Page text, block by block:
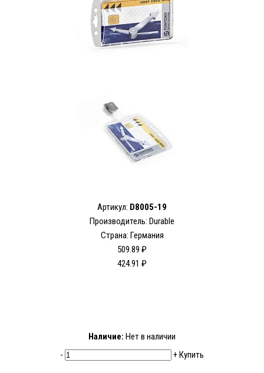
Артикул: D8005-19
Производитель: Durable
Страна: Германия
509.89 ₽
424.91 ₽
Наличие: Нет в наличии
-
+Купить